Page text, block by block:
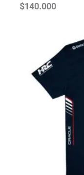
$140.000